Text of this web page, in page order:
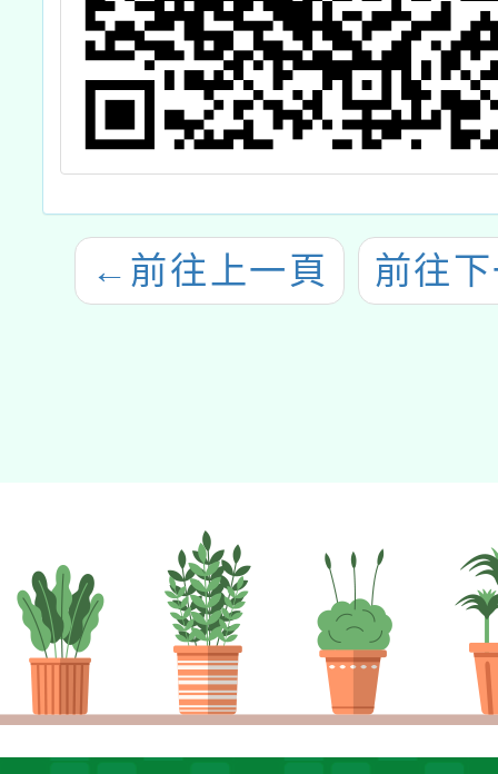
← 前往上一頁 前往